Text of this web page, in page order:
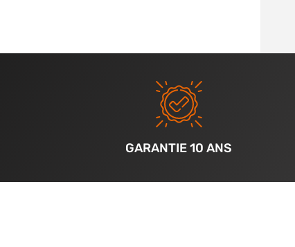
GARANTIE 10 ANS